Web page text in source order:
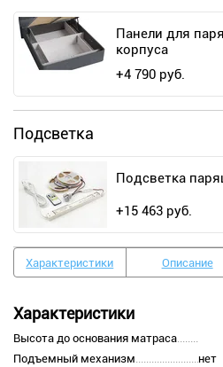
Панели для
корпуса
+4 790 руб.
Подсветка
Подсветка
+15 463 руб.
Характеристики Описание
Характеристики
Высота до основания матраса
Подъемный механизм
нет